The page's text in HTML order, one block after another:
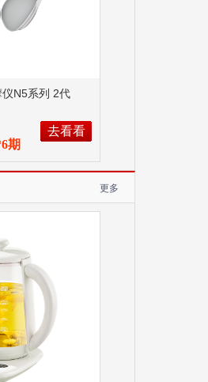
N5系列 2代
期
去看看
更多